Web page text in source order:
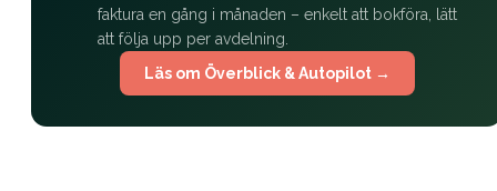
faktura en gång i månaden – enkelt att bokföra, lätt
att följa upp per avdelning.
Läs om Överblick & Autopilot →